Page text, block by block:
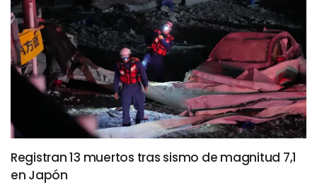
Registran 13 muertos tras sismo de magnitud 7,1
en Japón